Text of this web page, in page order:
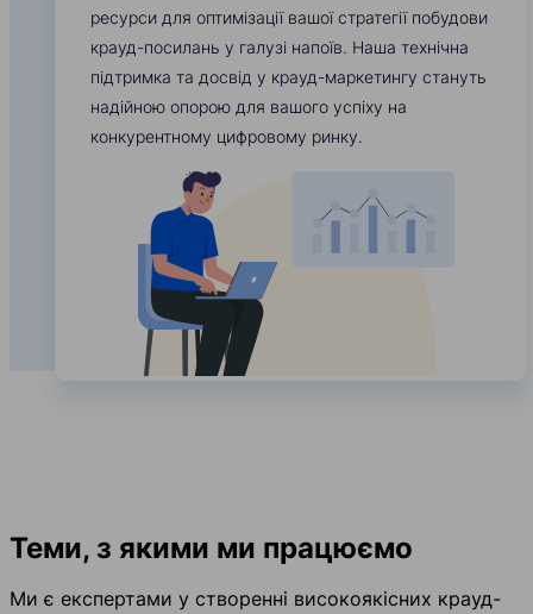
ресурси для оптимізації вашої стратегії побудови
крауд-посилань у галузі напоїв. Наша технічна
підтримка та досвід у крауд-маркетингу стануть
надійною опорою для вашого успіху на
конкурентному цифровому ринку.
Теми, з якими ми працюємо
Ми є експертами у створенні високоякісних крауд-